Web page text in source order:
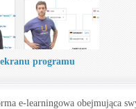
programu
e-learningowa obejmująca